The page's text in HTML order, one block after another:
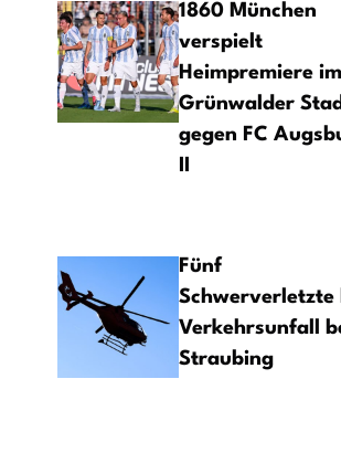
1860 München
verspielt
Heimpremiere
Grünwalder
gegen FC
Fünf
Schwerverletzte
Verkehrsunfall
Straubing